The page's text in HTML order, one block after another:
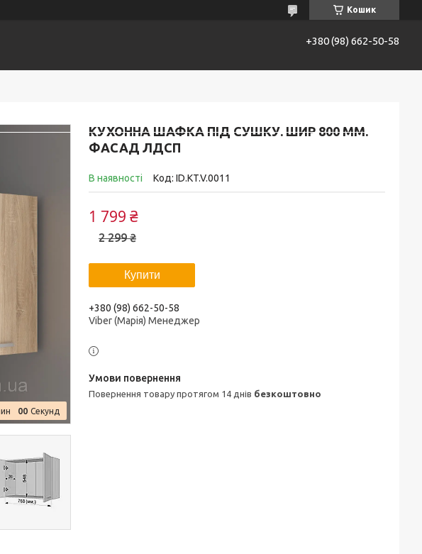
Кошик
+380 (98) 662-50-58
КУХОННА ШАФКА ПІД СУШКУ. ШИР 800 ММ.
ФАСАД ЛДСП
В наявності Код: ID.KT.V.0011
2 299 ₴
1 799 ₴
Купити
+380 (98) 662-50-58
Viber (Марія) Менеджер
повернення товару протягом 14 днів безкоштовно
00 Секунд